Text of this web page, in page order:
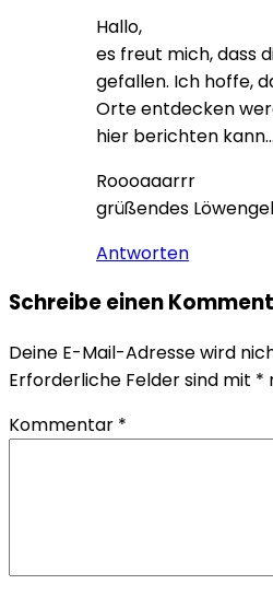
Hallo,
es freut mich, dass
gefallen. Ich hoffe,
Orte entdecken
hier berichten kann…
Roooaaarrr
grüßendes
Antworten
Schreibe einen
Deine E-Mail-Adresse wird
Erforderliche Felder sind mit *
Kommentar *